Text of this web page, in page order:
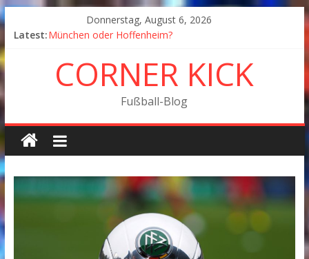
Donnerstag, August 6, 2026
Latest:München oder Hoffenheim?
Fußball in Coronazeiten: Blick zurück und nach vorn
Der Pokal geht nach Wolfsburg
München wird Vizemeister, Köln geht mit Jena in Liga
CORNER KICK
Fußball-Blog